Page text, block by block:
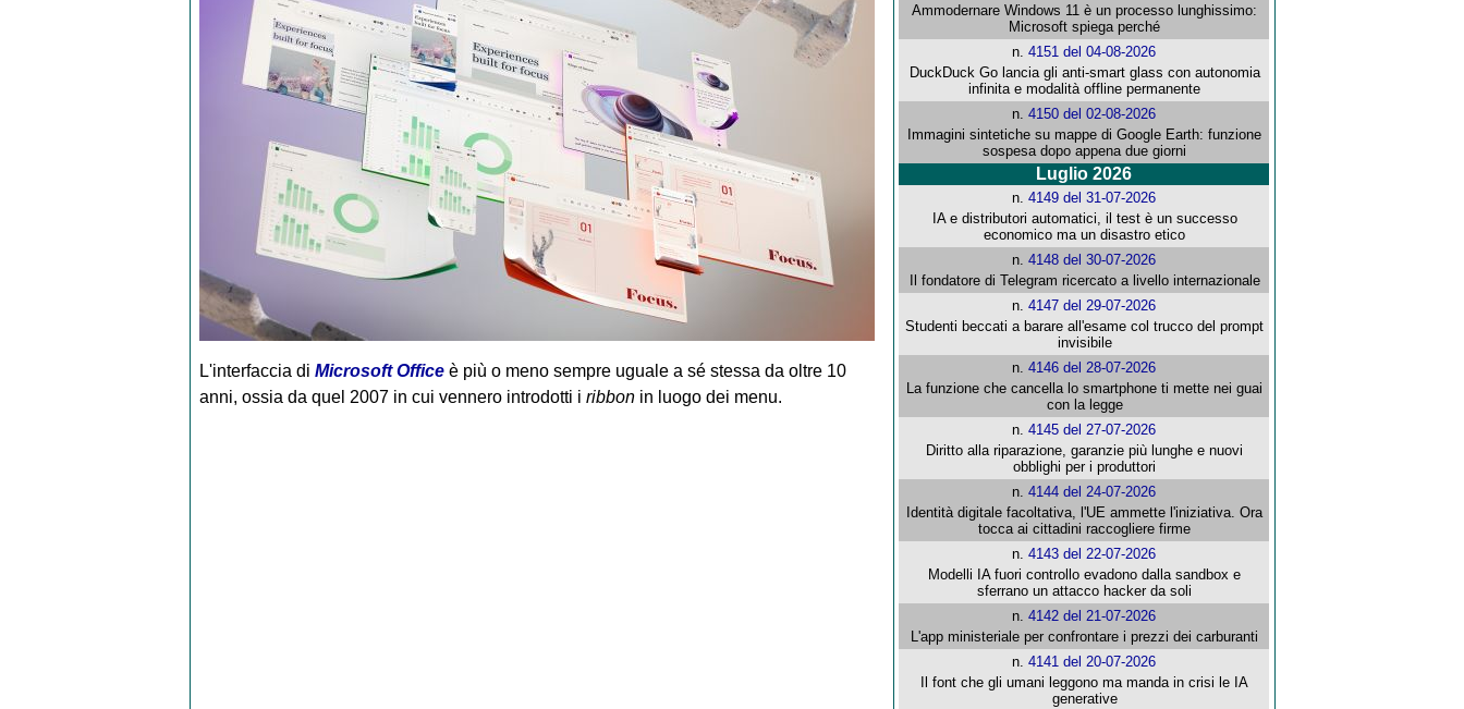
L'interfaccia di Microsoft Officeè più o meno sempre uguale a sé stessa da oltre 10
anni, ossia da quel 2007 in cui vennero introdotti i ribbonin luogo dei menu.
Ammodernare Windows 11 è un processo lunghissimo:
Microsoft spiega perché
n.4151 del 04-08-2026
DuckDuck Go lancia gli anti-smart glass con autonomia
infinita e modalità offline permanente
n.4150 del 02-08-2026
Immagini sintetiche su mappe di Google Earth: funzione
sospesa dopo appena due giorni
Luglio 2026
n.4149 del 31-07-2026
IA e distributori automatici, il test è un successo
economico ma un disastro etico
n.4148 del 30-07-2026
Il fondatore di Telegram ricercato a livello internazionale
n.4147 del 29-07-2026
Studenti beccati a barare all'esame col trucco del prompt
invisibile
n.4146 del 28-07-2026
La funzione che cancella lo smartphone ti mette nei guai
con la legge
n.4145 del 27-07-2026
Diritto alla riparazione, garanzie più lunghe e nuovi
obblighi per i produttori
n.4144 del 24-07-2026
Identità digitale facoltativa, l'UE ammette l'iniziativa. Ora
tocca ai cittadini raccogliere firme
n.4143 del 22-07-2026
Modelli IA fuori controllo evadono dalla sandbox e
sferrano un attacco hacker da soli
n.4142 del 21-07-2026
L'app ministeriale per confrontare i prezzi dei carburanti
n.4141 del 20-07-2026
Il font che gli umani leggono ma manda in crisi le IA
generative